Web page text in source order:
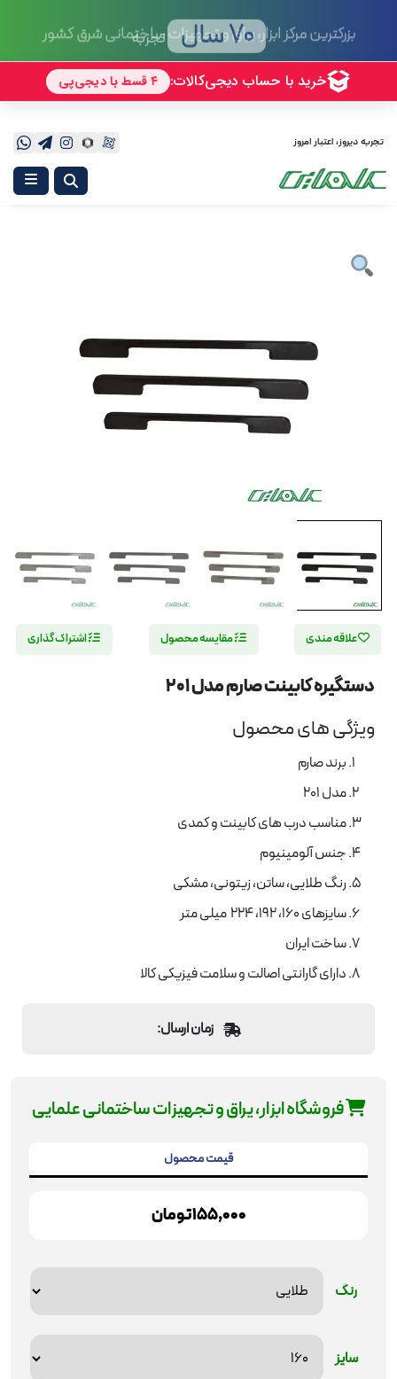
70 سال تجربه
تجربه دیروز، اعتبار امروز
علاقه مندی مقایسه محصول اشتراک گذاری
دستگیره کابینت صارم مدل 201
ویژگی های محصول
برند صارم
مدل 201
مناسب درب های کابینت و کمدی
جنس آلومینیوم
رنگ طلایی، ساتن، زیتونی، مشکی
سایزهای 160، 192، 224 میلی متر
ساخت ایران
دارای گارانتی اصالت و سلامت فیزیکی کالا
زمان ارسال:
فروشگاه ابزار، یراق و تجهیزات ساختمانی علمایی
قیمت محصول
155,000 تومان
رنگ
سایز